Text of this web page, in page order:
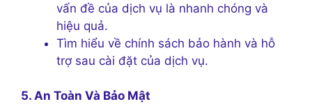
vấn đề của dịch vụ là nhanh chóng và
hiệu quả.
Tìm hiểu về chính sách bảo hành và hỗ
trợ sau cài đặt của dịch vụ.
5. An Toàn Và Bảo Mật